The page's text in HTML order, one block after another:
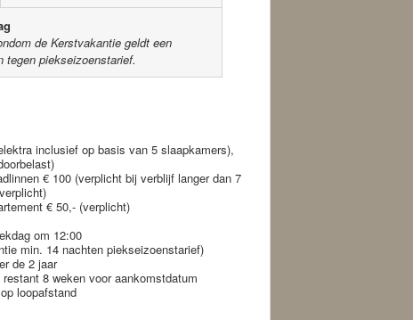
de Kerstvakantie geldt een
tegen piekseizoenstarief.
inclusief op basis van 5 slaapkamers),
€ 100 (verplicht bij verblijf langer dan 7
€ 50,- (verplicht)
om 12:00
min. 14 nachten piekseizoenstarief)
de 2 jaar
8 weken voor aankomstdatum
loopafstand